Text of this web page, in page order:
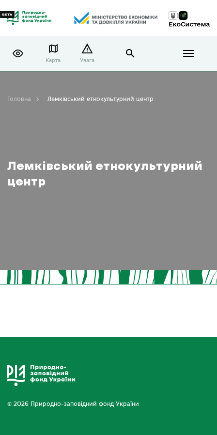
Карта Увага
Лемківський етнокультурний
центр
Головна Лемківський етнокультурний центр
© 2026 Природно-заповідний фонд України